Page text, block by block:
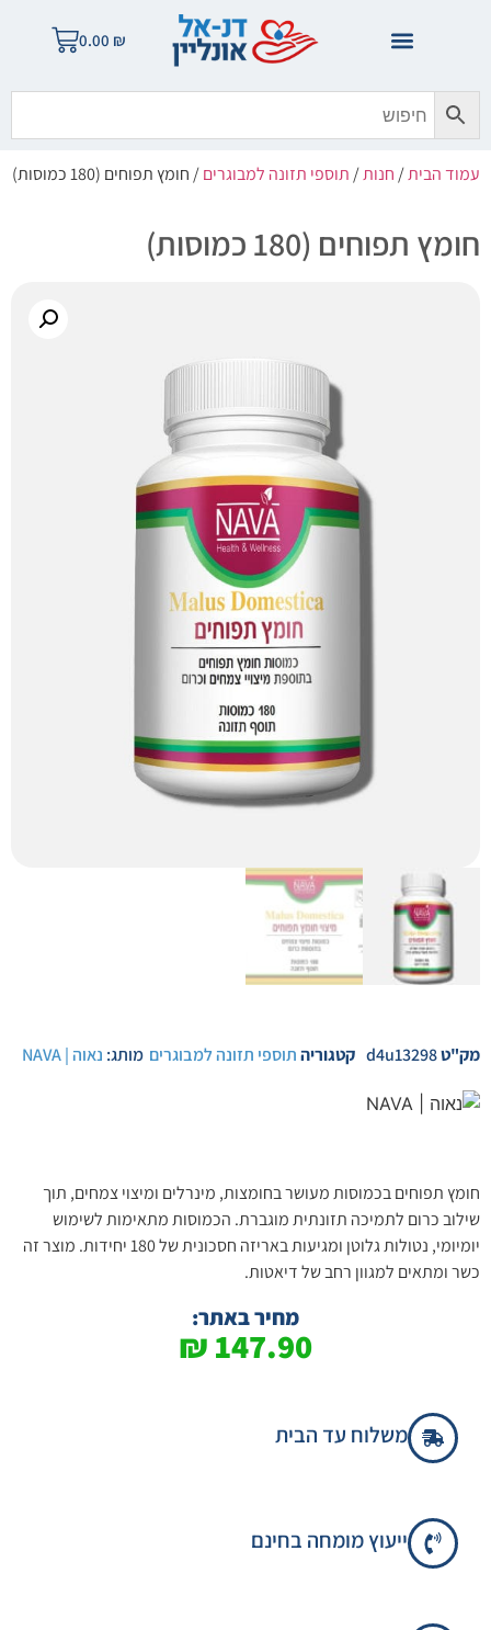
0.00 ₪
עמוד הבית/חנות/תוספי תזונה למבוגרים/ חומץ תפוחים (180 כמוסות)
חומץ תפוחים (180 כמוסות)
מק"טd4u13298 קטגוריהתוספי תזונה למבוגרים מותג: נאוה | NAVA
חומץ תפוחים בכמוסות מעושר בחומצות, מינרלים ומיצוי צמחים, תוך
שילוב כרום לתמיכה תזונתית מוגברת. הכמוסות מתאימות לשימוש
יומיומי, נטולות גלוטן ומגיעות באריזה חסכונית של 180 יחידות. מוצר זה
כשר ומתאים למגוון רחב של דיאטות.
מחיר באתר:
147.90
₪
משלוח עד הבית
ייעוץ מומחה בחינם